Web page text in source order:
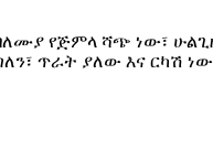
የጅምላ ሻጭ ነው፣
ጥራት ያለው እና ርካሽ